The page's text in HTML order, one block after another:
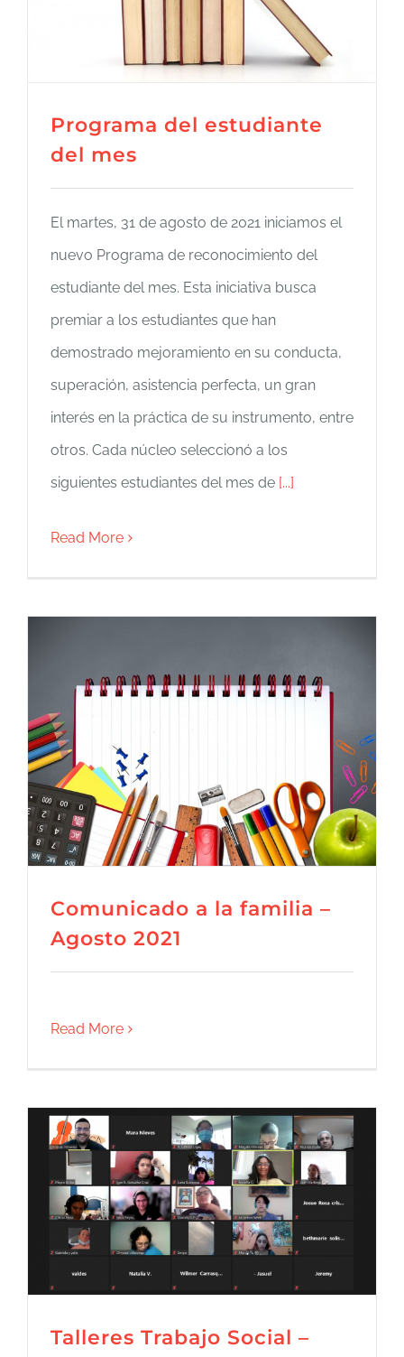
Programa del estudiante
del mes
El martes, 31 de agosto de 2021 iniciamos el
nuevo Programa de reconocimiento del
estudiante del mes. Esta iniciativa busca
premiar a los estudiantes que han
demostrado mejoramiento en su conducta,
superación, asistencia perfecta, un gran
interés en la práctica de su instrumento, entre
otros. Cada núcleo seleccionó a los
siguientes estudiantes del mes de [...]
Read More
Comunicado a la familia –
Agosto 2021
Read More
Talleres Trabajo Social –